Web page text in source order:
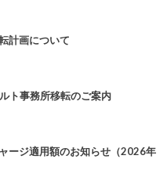
計画について
ト事務所移転のご案内
ージ適用額のお知らせ（2026年